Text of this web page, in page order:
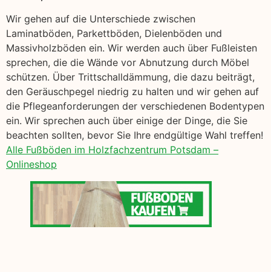
Wir gehen auf die Unterschiede zwischen
Laminatböden, Parkettböden, Dielenböden und
Massivholzböden ein. Wir werden auch über Fußleisten
sprechen, die die Wände vor Abnutzung durch Möbel
schützen. Über Trittschalldämmung, die dazu beiträgt,
den Geräuschpegel niedrig zu halten und wir gehen auf
die Pflegeanforderungen der verschiedenen Bodentypen
ein. Wir sprechen auch über einige der Dinge, die Sie
beachten sollten, bevor Sie Ihre endgültige Wahl treffen!
Alle Fußböden im Holzfachzentrum Potsdam –
Onlineshop